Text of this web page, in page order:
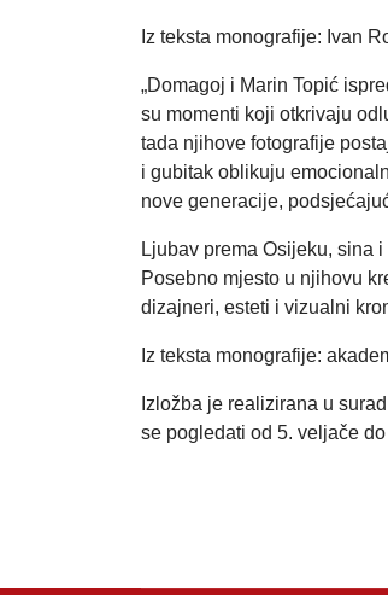
Iz teksta monografije: Ivan
„Domagoj i Marin Topić
su momenti koji otkrivaju
tada njihove fotografije
i gubitak oblikuju
nove generacije,
Ljubav prema Osijeku, sina
Posebno mjesto u njihovu
dizajneri, esteti i vizualni
Iz teksta monografije:
Izložba je realizirana u
se pogledati od 5. veljače